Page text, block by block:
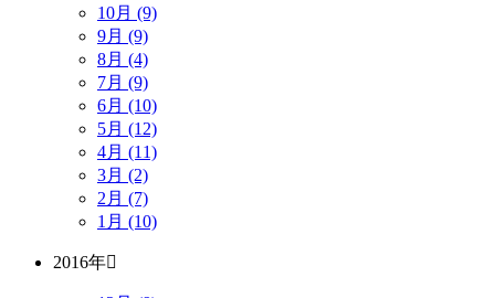
10月 (9)
9月 (9)
8月 (4)
7月 (9)
6月 (10)
5月 (12)
4月 (11)
3月 (2)
2月 (7)
1月 (10)
2016年